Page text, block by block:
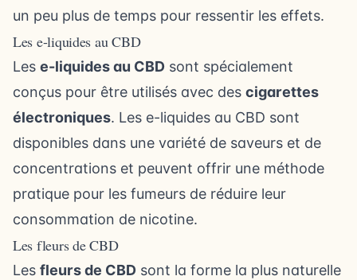
un peu plus de temps pour ressentir les effets.
Les e-liquides au CBD
Les e-liquides au CBD sont spécialement
conçus pour être utilisés avec des cigarettes
électroniques. Les e-liquides au CBD sont
disponibles dans une variété de saveurs et de
concentrations et peuvent offrir une méthode
pratique pour les fumeurs de réduire leur
consommation de nicotine.
Les fleurs de CBD
Les fleurs de CBD sont la forme la plus naturelle